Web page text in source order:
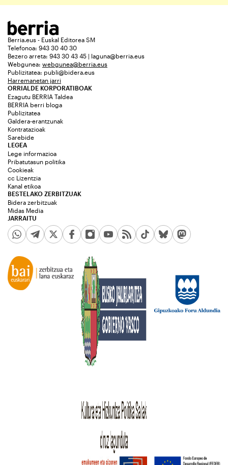
Berria.eus - Euskal Editorea SM
Telefonoa: 943 30 40 30
Bezero arreta: 943 30 43 45 | laguna@berria.eus
Webgunea: webgunea@berria.eus
Publizitatea: publi@bidera.eus
Harremanetan jarri
ORRIALDE KORPORATIBOAK
Ezagutu BERRIA Taldea
BERRIA berri bloga
Publizitatea
Galdera-erantzunak
Kontratazioak
Sarebide
JARRAITU
LEGEA
Lege informazioa
Pribatutasun politika
Cookieak
cc Lizentzia
Kanal etikoa
BESTELAKO ZERBITZUAK
Bidera zerbitzuak
Midas Media